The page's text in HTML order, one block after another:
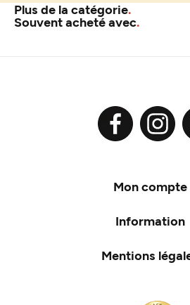
Plus de la catégorie
Souvent acheté avec
Mon compte
Information
Mentions